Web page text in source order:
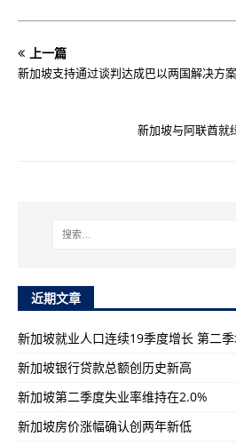
上一篇
新加坡支持通过谈判达成巴以两国解决方案
新加坡与阿联酋就
近期文章
新加坡就业人口连续19季度增长 第二
新加坡银行贷款总额创历史新高
新加坡第二季度失业率维持在2.0%
新加坡房价涨幅确认创两年新低